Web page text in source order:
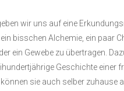
wir uns auf eine
bisschen Alchemie, ein paar
ein Gewebe zu übertragen.
Geschichte einer
sie auch selber zuhause